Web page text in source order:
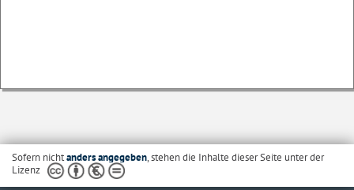
Sofern nichtanders angegeben, stehen die Inhalte dieser Seite unter der
Lizenz